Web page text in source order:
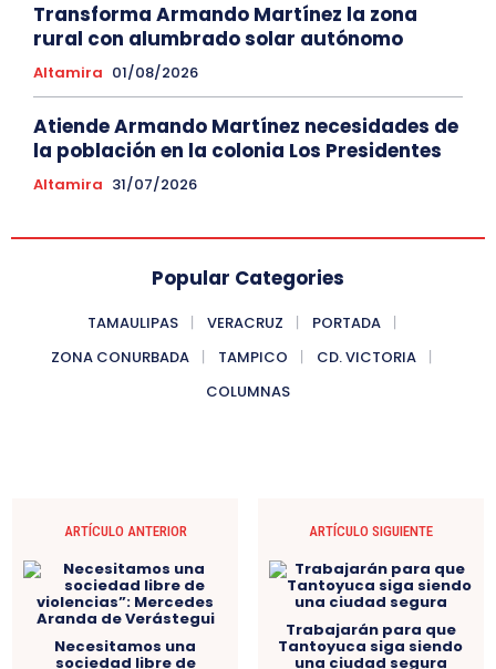
Transforma Armando Martínez la zona
rural con alumbrado solar autónomo
Altamira 01/08/2026
Atiende Armando Martínez necesidades de
la población en la colonia Los Presidentes
Altamira 31/07/2026
Popular Categories
TAMAULIPAS VERACRUZ
PORTADA
ZONA CONURBADA
TAMPICO
CD. VICTORIA
COLUMNAS
ARTÍCULO ANTERIOR
Necesitamos una
sociedad libre de
ARTÍCULO SIGUIENTE
Trabajarán para que
Tantoyuca siga siendo
una ciudad segura